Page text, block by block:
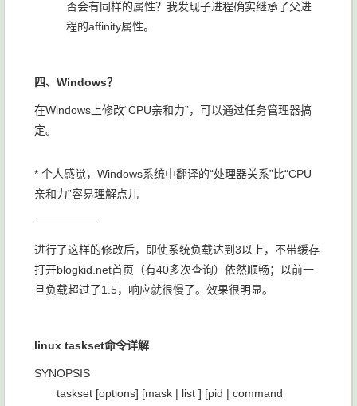
否会有同样的属性？我发现子进程确实继承了父进
程的affinity属性。
四、Windows？
在Windows上修改“CPU亲和力”，可以通过任务管理器搞
定。
* 个人感觉，Windows系统中翻译的“处理器关系”比“CPU
亲和力”容易理解点儿
—————–
进行了这样的修改后，即使系统负载达到3以上，不带缓存
打开blogkid.net首页（有40多次查询）依然顺畅；以前一
旦负载超过了1.5，响应就很慢了。效果很明显。
linux taskset命令详解
SYNOPSIS
taskset [options] [mask | list ] [pid | command